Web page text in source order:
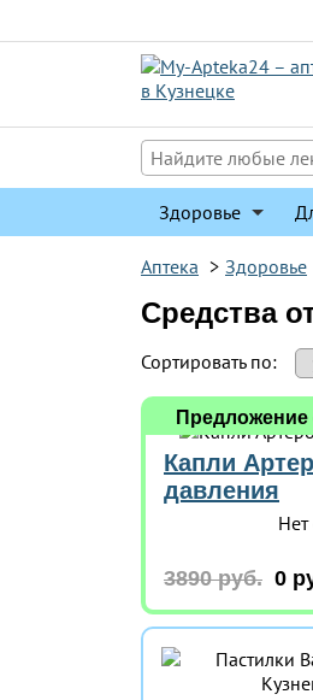
к
Здоровье
Аптека > Здоровье
Средства
Сортировать по:
Капли
давления
3890 руб. 0
Предложение